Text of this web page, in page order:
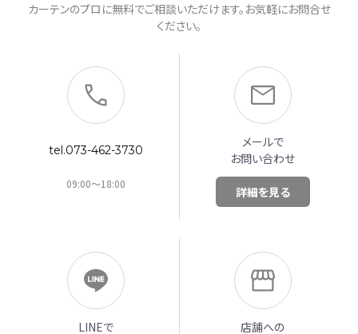
カーテンのプロに無料でご相談いただけます。お気軽にお問合せ
ください。
tel.073-462-3730
09:00～18:00
メールで
お問い合わせ
詳細を見る
LINEで 店舗への